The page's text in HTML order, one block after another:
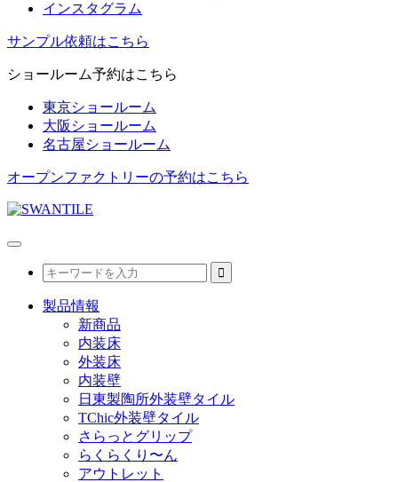
インスタグラム
サンプル依頼はこちら
ショールーム予約はこちら
東京ショールーム
大阪ショールーム
名古屋ショールーム
オープンファクトリーの予約はこちら
製品情報
新商品
内装床
外装床
内装壁
日東製陶所外装壁タイル
TChic外装壁タイル
さらっとグリップ
らくらくり〜ん
アウトレット